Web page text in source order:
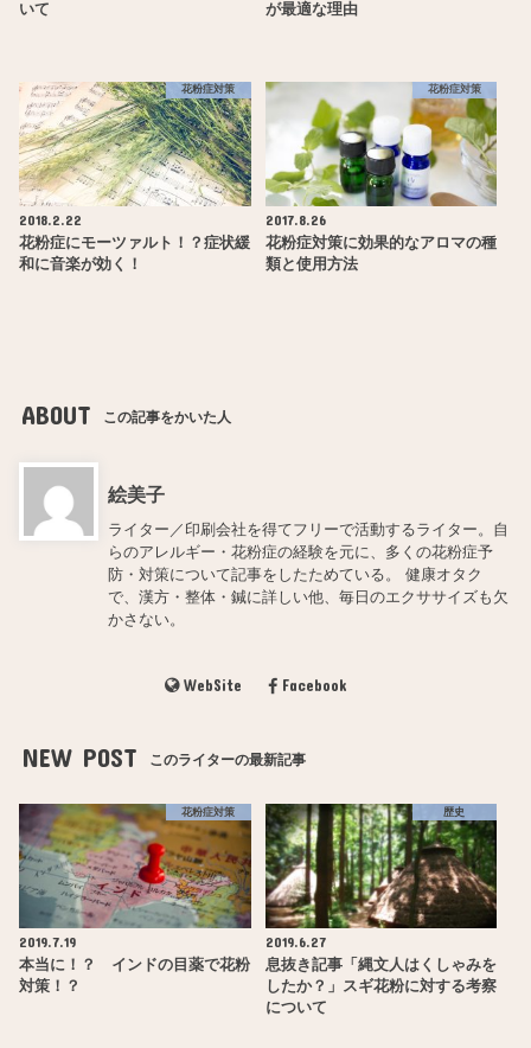
いて が最適な理由
花粉症対策
2018.2.22
花粉症にモーツァルト！？症状緩
和に音楽が効く！
花粉症対策
2017.8.26
花粉症対策に効果的なアロマの種
類と使用方法
ABOUT この記事をかいた人
絵美子
ライター／印刷会社を得てフリーで活動するライター。自
らのアレルギー・花粉症の経験を元に、多くの花粉症予
防・対策について記事をしたためている。 健康オタク
で、漢方・整体・鍼に詳しい他、毎日のエクササイズも欠
かさない。
WebSite Facebook
NEW POST このライターの最新記事
花粉症対策
2019.7.19
本当に！？ インドの目薬で花粉
対策！？
歴史
2019.6.27
息抜き記事「縄文人はくしゃみを
したか？」スギ花粉に対する考察
について